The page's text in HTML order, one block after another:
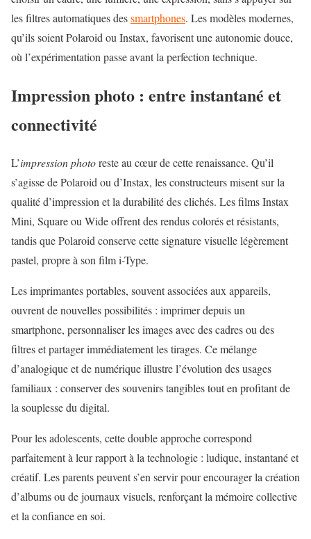
les filtres automatiques dessmartphones. Les modèles modernes,
qu’ils soient Polaroid ou Instax, favorisent une autonomie douce,
où l’expérimentation passe avant la perfection technique.
Impression photo : entre instantané et
connectivité
L’impression photoreste au cœur de cette renaissance. Qu’il
s’agisse de Polaroid ou d’Instax, les constructeurs misent sur la
qualité d’impression et la durabilité des clichés. Les films Instax
Mini, Square ou Wide offrent des rendus colorés et résistants,
tandis que Polaroid conserve cette signature visuelle légèrement
pastel, propre à son film i-Type.
Les imprimantes portables, souvent associées aux appareils,
ouvrent de nouvelles possibilités : imprimer depuis un
smartphone, personnaliser les images avec des cadres ou des
filtres et partager immédiatement les tirages. Ce mélange
d’analogique et de numérique illustre l’évolution des usages
familiaux : conserver des souvenirs tangibles tout en profitant de
la souplesse du digital.
Pour les adolescents, cette double approche correspond
parfaitement à leur rapport à la technologie : ludique, instantané et
créatif. Les parents peuvent s’en servir pour encourager la création
d’albums ou de journaux visuels, renforçant la mémoire collective
et la confiance en soi.